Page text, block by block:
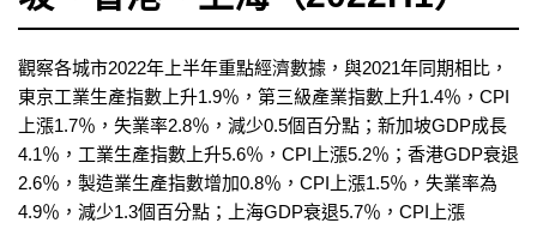
觀察各城市2022年上半年重點經濟數據，與2021年同期相比，
東京工業生產指數上升1.9％，第三級產業指數上升1.4％，CPI
上漲1.7％，失業率2.8％，減少0.5個百分點；新加坡GDP成長
4.1％，工業生產指數上升5.6％，CPI上漲5.2％；香港GDP衰退
2.6％，製造業生產指數增加0.8％，CPI上漲1.5％，失業率為
4.9％，減少1.3個百分點；上海GDP衰退5.7％，CPI上漲